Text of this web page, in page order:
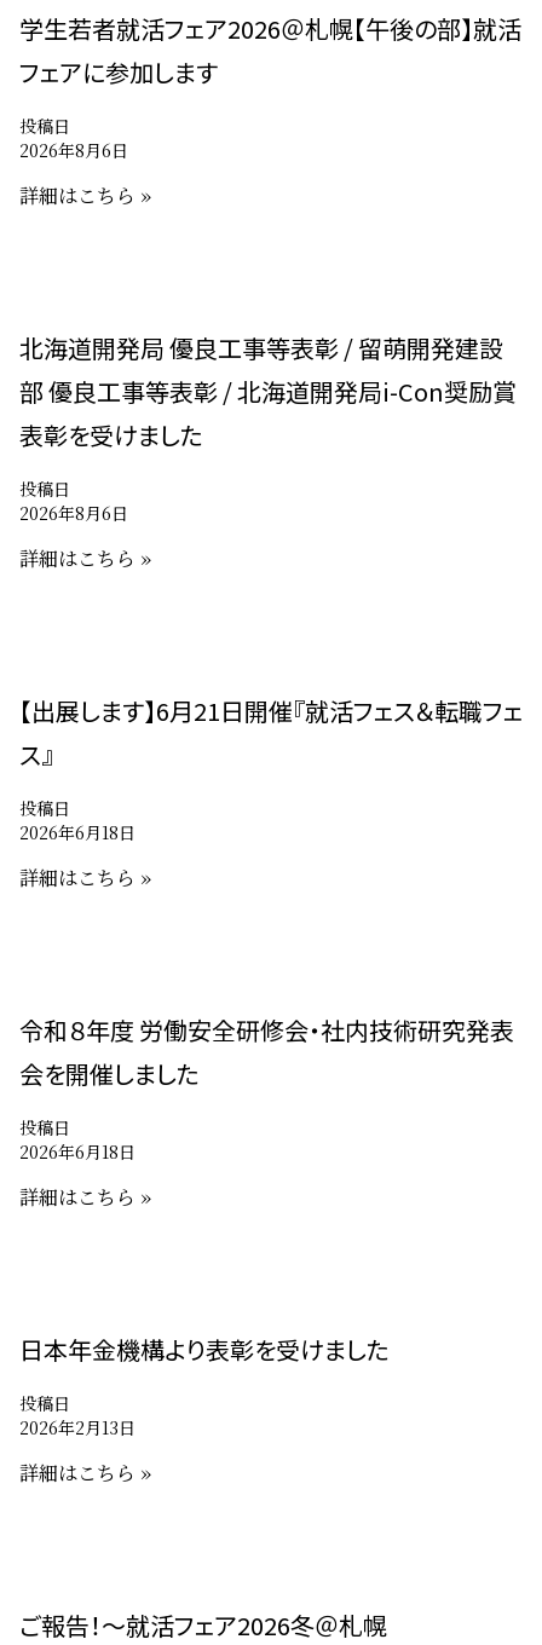
学生若者就活フェア2026＠札幌【午後の部】就活
フェアに参加します
投稿日
2026年8月6日
詳細はこちら »
北海道開発局 優良工事等表彰 / 留萌開発建設
部 優良工事等表彰 / 北海道開発局i-Con奨励賞
表彰を受けました
投稿日
2026年8月6日
詳細はこちら »
【出展します】6月21日開催『就活フェス＆転職フェ
ス』
投稿日
2026年6月18日
詳細はこちら »
令和８年度 労働安全研修会・社内技術研究発表
会を開催しました
投稿日
2026年6月18日
詳細はこちら »
日本年金機構より表彰を受けました
投稿日
2026年2月13日
詳細はこちら »
ご報告！～就活フェア2026冬＠札幌